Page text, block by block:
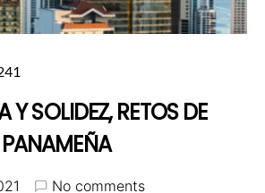
Y SOLIDEZ, RETOS DE
No comments